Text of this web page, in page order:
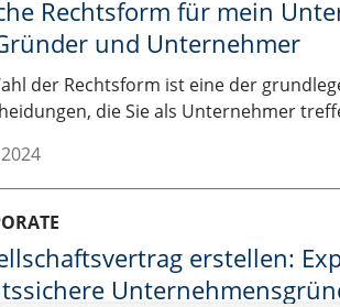
Rechtsform für mein
und Unternehmer
der Rechtsform ist eine der
die Sie als Unternehmer
erstellen: